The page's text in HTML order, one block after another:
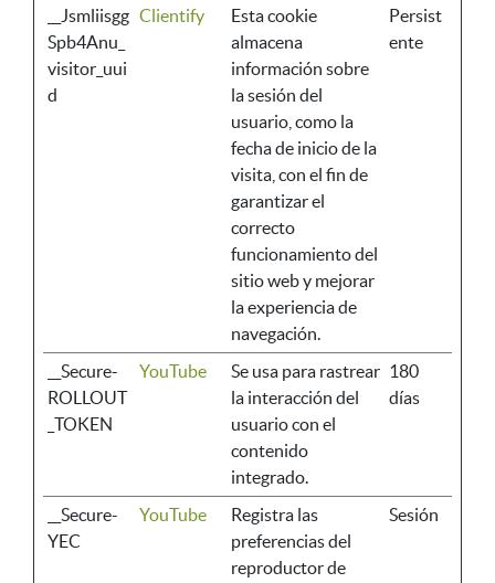
__Jsmliisgg
Spb4Anu_
visitor_uui
d
Clientify
Esta cookie
almacena
información sobre
la sesión del
usuario, como la
fecha de inicio de la
visita, con el fin de
garantizar el
correcto
funcionamiento del
sitio web y mejorar
la experiencia de
navegación.
Persist
ente
__Secure-
ROLLOUT
_TOKEN
YouTube
Se usa para rastrear
la interacción del
usuario con el
contenido
integrado.
180
días
__Secure-
YEC
YouTube
Registra las
preferencias del
reproductor de
Sesión